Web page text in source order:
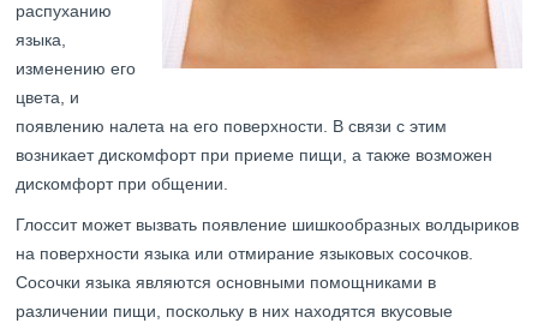
распуханию
языка,
изменению его
цвета, и
появлению налета на его поверхности. В связи с этим
возникает дискомфорт при приеме пищи, а также возможен
дискомфорт при общении.
Глоссит может вызвать появление шишкообразных волдыриков
на поверхности языка или отмирание языковых сосочков.
Сосочки языка являются основными помощниками в
различении пищи, поскольку в них находятся вкусовые